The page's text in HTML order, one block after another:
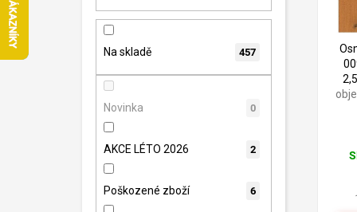
Na skladě 457
Novinka 0
AKCE LÉTO 2026 2
Poškozené zboží 6